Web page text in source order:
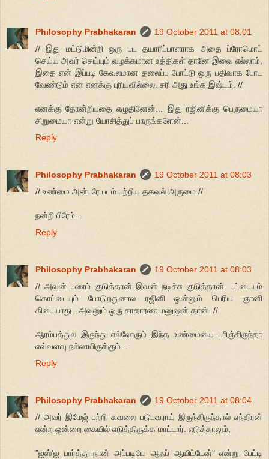
Philosophy Prabhakaran
19 October 2011 at 08:01
// இது மட்டுமின்றி ஒரு பட தயாரிப்பாளராக அதை ப்ரோமொட்
செய்ய அவர் செய்யும் வழக்கமான உத்திகள் தானே இவை எல்லாம்,
இதை ஏன் இப்படி கேவலமான தலைப்பு போட்டு ஒரு பதிவாக போட
வேண்டும் என எனக்கு புரியவில்லை. சரி அது உங்க இஷ்டம். //
எனக்கு தோன்றியதை எழுதினேன்... இது ரஜினிக்கு பெருமையா
சிறுமையா என்று யோசித்துப் பாருங்களேன்...
Reply
Philosophy Prabhakaran
19 October 2011 at 08:03
// உண்மை அன்பரே படம் பற்றிய தகவல் அருமை //
நன்றி பிரேம்...
Reply
Philosophy Prabhakaran
19 October 2011 at 08:03
// அவன் பணம் குடுத்தான் இவன் நடிச்சு குடுத்தான். பட்டையும்
கொட்டையும் போடுறதுனால ரஜினி ஒன்னும் பெரிய ஞானி
கிடையாது.. அவனும் ஒரு சாதாரண மனுஷன் தான். //
ஆரம்பத்துல இருந்து எல்லோரும் இந்த உண்மையை புரிஞ்சிருந்தா
எவ்வளவு நல்லாயிருக்கும்...
Reply
Philosophy Prabhakaran
19 October 2011 at 08:04
// அவர் இமேஜ் பற்றி கவலை படுபவராய் இருந்திருந்தால் எந்திரன்
என்ற ஒன்றை கையில் எடுத்திருக்க மாட்டார். எடுத்தாலும்,
"ஐஸ்'ஐ பார்த்து நான் அப்படியே ஆஃப் ஆயிட்டேன்" என்று பேட்டி